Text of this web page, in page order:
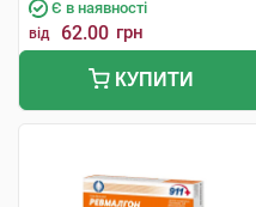
Є в наявності
від 62.00 грн
КУПИТИ